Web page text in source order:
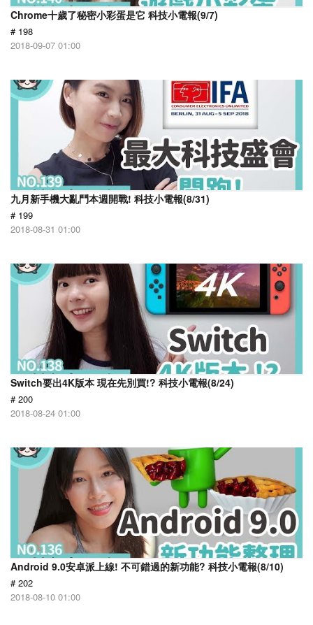
Chrome十歲了秘密小彩蛋是它 科技小電報(9/7)
# 198
2018-09-07 01:00
九月新手機大亂鬥本週開戰! 科技小電報(8/31)
# 199
2018-08-31 01:00
Switch要出4K版本 現在先別買!? 科技小電報(8/24)
# 200
2018-08-24 01:00
Android 9.0安卓派上線! 不可錯過的新功能? 科技小電報(8/10)
# 202
2018-08-10 01:00